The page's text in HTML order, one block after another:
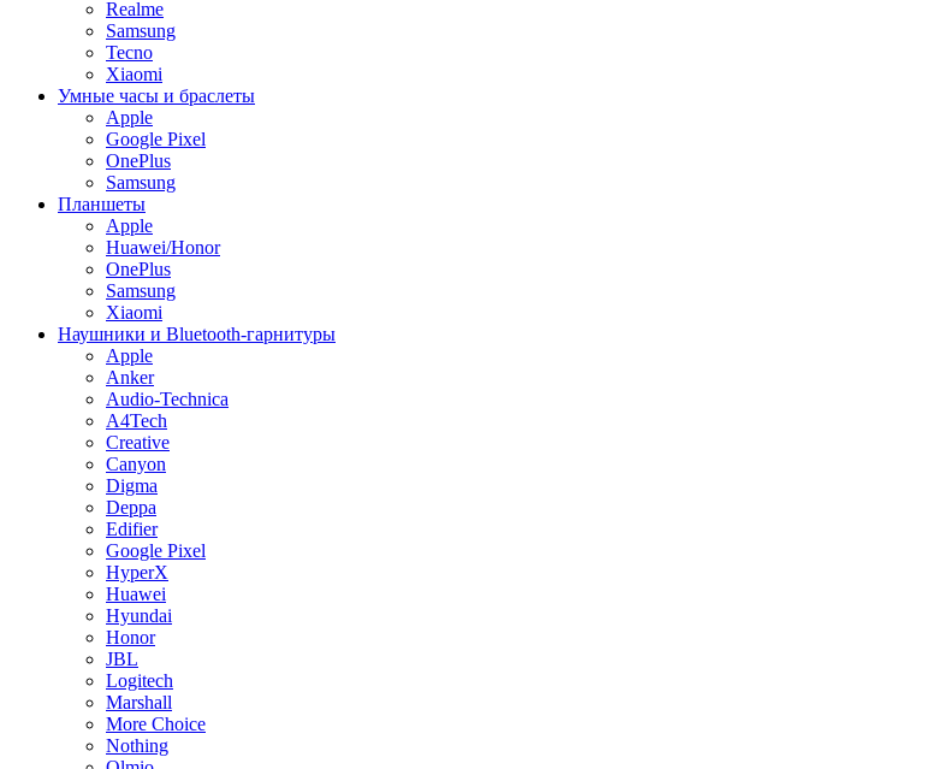
Realme
Samsung
Tecno
Xiaomi
Умные часы и браслеты
Apple
Google Pixel
OnePlus
Samsung
Планшеты
Apple
Huawei/Honor
OnePlus
Samsung
Xiaomi
Наушники и Bluetooth-гарнитуры
Apple
Anker
Audio-Technica
A4Tech
Creative
Canyon
Digma
Deppa
Edifier
Google Pixel
HyperX
Huawei
Hyundai
Honor
JBL
Logitech
Marshall
More Choice
Nothing